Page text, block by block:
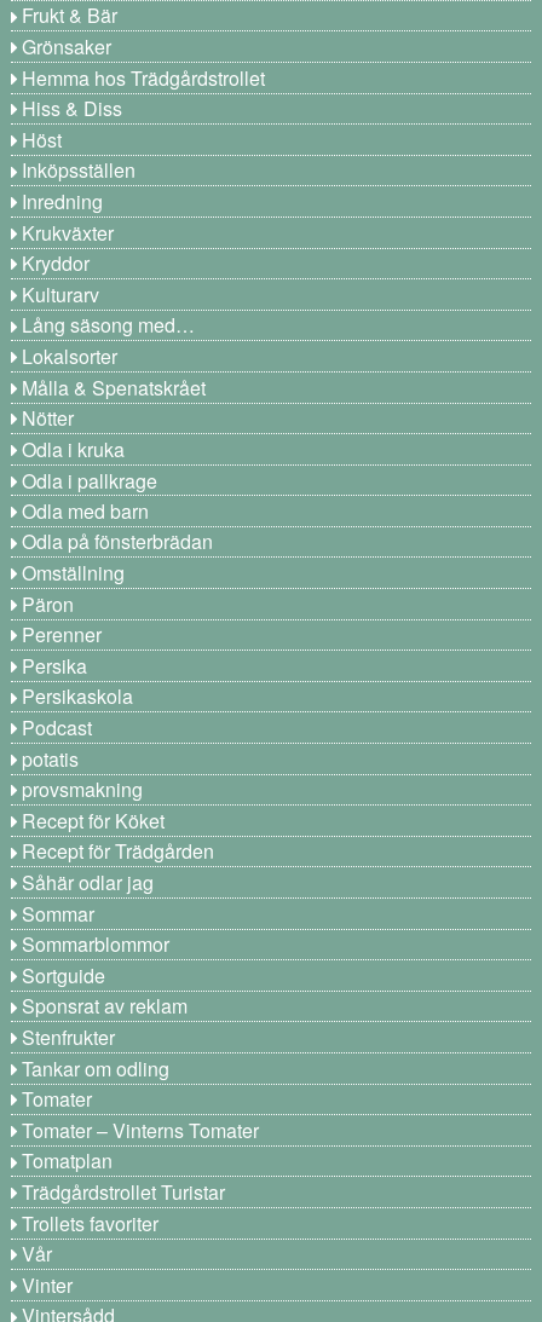
Frukt & Bär
Grönsaker
Hemma hos Trädgårdstrollet
Hiss & Diss
Höst
Inköpsställen
Inredning
Krukväxter
Kryddor
Kulturarv
Lång säsong med…
Lokalsorter
Målla & Spenatskrået
Nötter
Odla i kruka
Odla i pallkrage
Odla med barn
Odla på fönsterbrädan
Omställning
Päron
Perenner
Persika
Persikaskola
Podcast
potatis
provsmakning
Recept för Köket
Recept för Trädgården
Såhär odlar jag
Sommar
Sommarblommor
Sortguide
Sponsrat av reklam
Stenfrukter
Tankar om odling
Tomater
Tomater – Vinterns Tomater
Tomatplan
Trädgårdstrollet Turistar
Trollets favoriter
Vår
Vinter
Vintersådd